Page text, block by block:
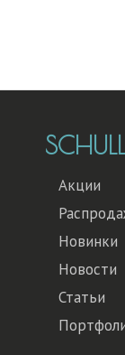
Акции
Новинки
Новости
Статьи